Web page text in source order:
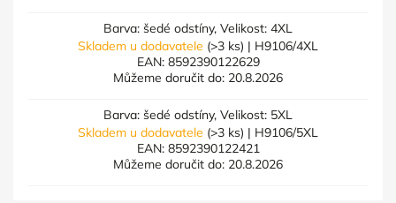
Barva: šedé odstíny, Velikost: 4XL
Skladem u dodavatele (>3 ks) | H9106/4XL
EAN: 8592390122629
Můžeme doručit do: 20.8.2026
Barva: šedé odstíny, Velikost: 5XL
Skladem u dodavatele (>3 ks) | H9106/5XL
EAN: 8592390122421
Můžeme doručit do: 20.8.2026